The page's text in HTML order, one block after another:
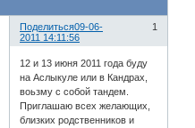
Поделиться 1
09-06-
2011 14:11:56
12 и 13 июня 2011 года буду
на Аслыкуле или в Кандрах,
воьзму с собой тандем.
Приглашаю всех желающих,
близких родственников и